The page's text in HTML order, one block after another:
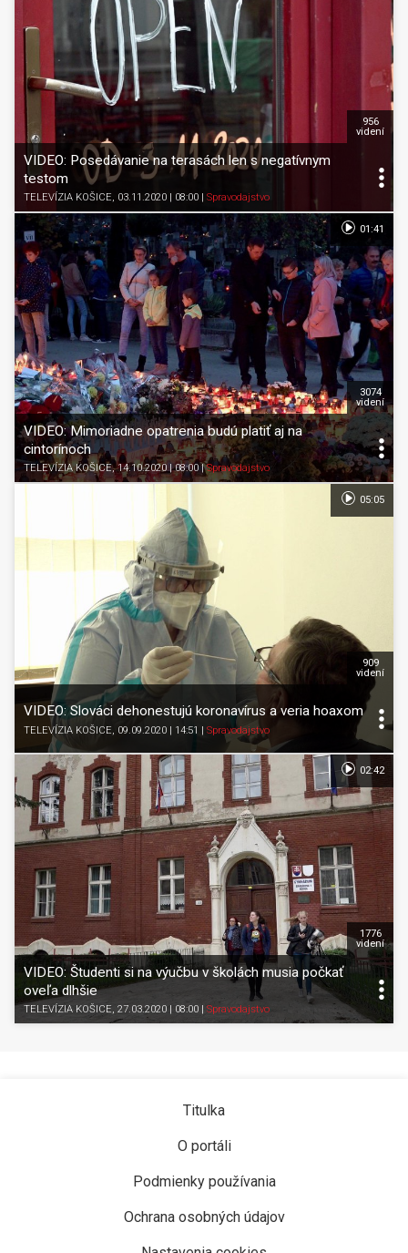
VIDEO: Posedávanie na terasách len s negatívnym
testom
TELEVÍZIA KOŠICE, 03.11.2020 | 08:00 Spravodajstvo
956
videní
VIDEO: Mimoriadne opatrenia budú platiť aj na
cintorínoch
TELEVÍZIA KOŠICE, 14.10.2020 | 08:00|Spravodajstvo
3074
videní
01:41
VIDEO: Slováci dehonestujú koronavírus a veria hoaxom
TELEVÍZIA KOŠICE , 09.09.2020 | 14:51 | Spravodajstvo
909
videní
05:05
VIDEO: Študenti si na výučbu v školách musia počkať
oveľa dlhšie
TELEVÍZIA KOŠICE, 27.03.2020 | 08:00 Spravodajstvo
1776
videní
02:42
Titulka
O portáli
Podmienky používania
Ochrana osobných údajov